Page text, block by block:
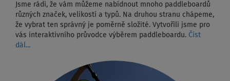
Jsme rádi, že vám můžeme nabídnout mnoho paddleboardů
různých značek, velikostí a typů. Na druhou stranu chápeme,
že vybrat ten správný je poměrně složité. Vytvořili jsme pro
vás interaktivního průvodce výběrem paddleboardu. Číst
dál...